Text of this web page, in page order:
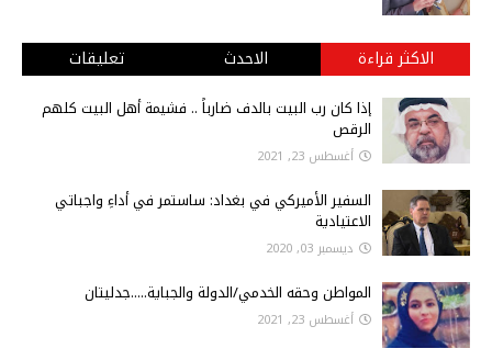
الاكثر قراءة الاحدث تعليقات
إذا كان رب البيت بالدف ضارباً .. فشيمة أهل البيت كلهم
الرقص
أغسطس 23, 2021
السفير الأميركي في بغداد: ساستمر في أداءِ واجباتي
الاعتيادية
ديسمبر 03, 2020
المواطن وحقه الخدمي/الدولة والجباية.....جدليتان
أغسطس 23, 2021